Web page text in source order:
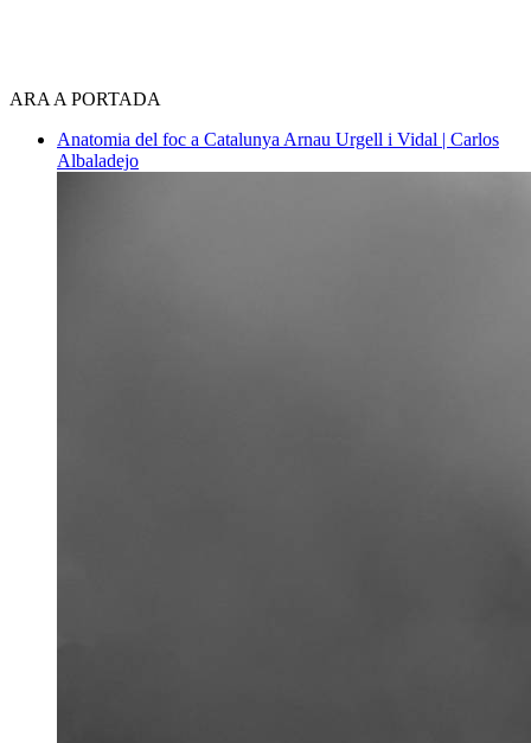
ARA A PORTADA
Anatomia del foc a Catalunya Arnau Urgell i Vidal | Carlos
Albaladejo